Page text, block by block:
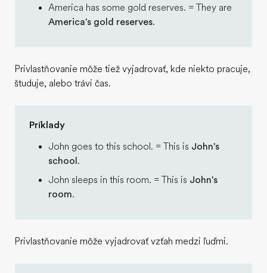
America has some gold reserves. = They are
America's gold reserves.
Privlastňovanie môže tiež vyjadrovať, kde niekto pracuje,
študuje, alebo trávi čas.
Príklady
John goes to this school. = This is John's
school .
John sleeps in this room. = This is John's
room.
Privlastňovanie môže vyjadrovať vzťah medzi ľuďmi.